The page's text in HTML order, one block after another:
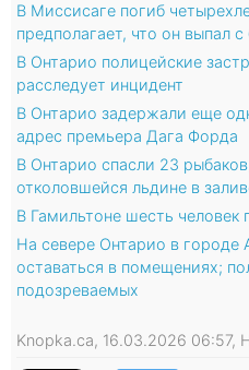
В Миссисаге погиб
предполагает, что он выпал с
В Онтарио полицейские
расследует инцидент
В Онтарио задержали еще
адрес премьера Дага Форда
В Онтарио спасли 23
отколовшейся льдине в
В Гамильтоне шесть человек
На севере Онтарио в городе
оставаться в помещениях;
подозреваемых
Knopka.ca, 16.03.2026 06:57,